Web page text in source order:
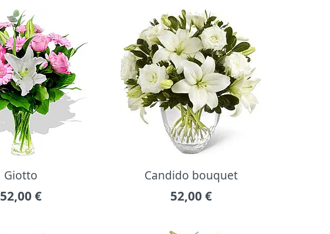
Giotto
52,00 €
Candido bouquet
52,00 €